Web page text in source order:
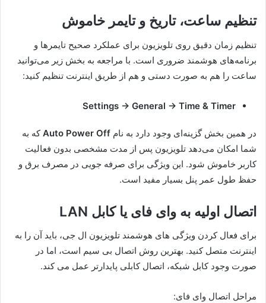
تنظیم ساعت، تاریخ و تایمر خاموش
تنظیم زمان دقیق روی تلویزیون برای عملکرد صحیح تایمرها و
برنامه‌های هوشمند ضروری است. با مراجعه به بخش زیر می‌توانید
ساعت را هم به صورت دستی و هم از طریق اینترنت تنظیم کنید:
Settings → General → Time & Timer
در همین بخش گزینه‌ای وجود دارد به نام Auto Power Offکه به
شما امکان می‌دهد تلویزیون پس از مدت مشخصی بدون فعالیت
کاربر خاموش شود. این ویژگی برای صرفه جویی در مصرف برق و
حفظ طول عمر پنل بسیار مفید است.
اتصال اولیه به وای فای یا کابل LAN
برای فعال کردن ویژگی های هوشمند تلویزیون ال جی، باید آن را به
اینترنت متصل کنید. بهترین روش اتصال بی سیم است، اما در
صورت وجود کابل شبکه، اتصال کابلی پایدارتر عمل می کند.
مراحل اتصال وای فای: